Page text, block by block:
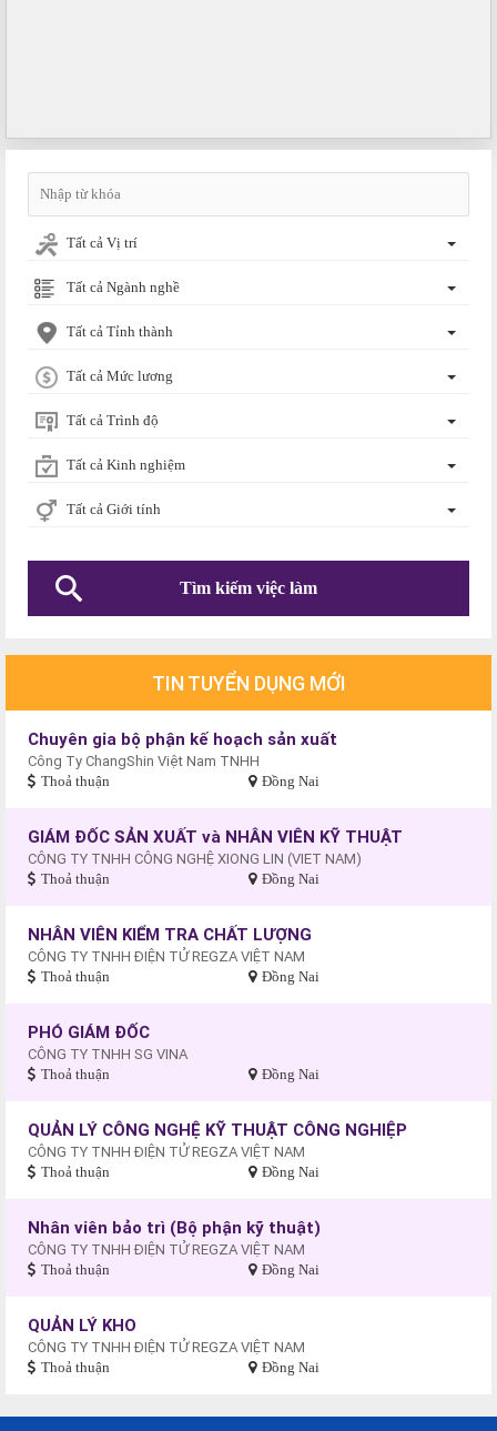
Tất cả Vị trí
Tất cả Ngành nghề
Tất cả Tỉnh thành
Tất cả Mức lương
Tất cả Trình độ
Tất cả Kinh nghiệm
Tất cả Giới tính
TIN TUYỂN DỤNG MỚI
Chuyên gia bộ phận kế hoạch sản xuất
Công Ty ChangShin Việt Nam TNHH
Thoả thuận Đồng Nai
GIÁM ĐỐC SẢN XUẤT và NHÂN VIÊN KỸ THUẬT
CÔNG TY TNHH CÔNG NGHỆ XIONG LIN (VIET NAM)
Thoả thuận Đồng Nai
NHÂN VIÊN KIỂM TRA CHẤT LƯỢNG
CÔNG TY TNHH ĐIỆN TỬ REGZA VIỆT NAM
Thoả thuận Đồng Nai
PHÓ GIÁM ĐỐC
CÔNG TY TNHH SG VINA
Thoả thuận Đồng Nai
QUẢN LÝ CÔNG NGHỆ KỸ THUẬT CÔNG NGHIỆP
CÔNG TY TNHH ĐIỆN TỬ REGZA VIỆT NAM
Thoả thuận Đồng Nai
Nhân viên bảo trì (Bộ phận kỹ thuật)
CÔNG TY TNHH ĐIỆN TỬ REGZA VIỆT NAM
Thoả thuận Đồng Nai
QUẢN LÝ KHO
CÔNG TY TNHH ĐIỆN TỬ REGZA VIỆT NAM
Thoả thuận Đồng Nai